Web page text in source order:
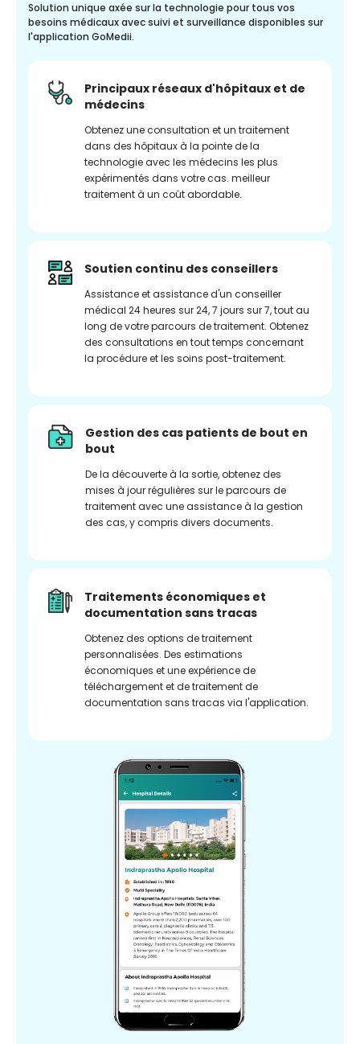
Solution unique axée sur la technologie pour tous vos
besoins médicaux avec suivi et surveillance disponibles sur
l'application GoMedii.
Principaux réseaux d'hôpitaux et de
médecins
Obtenez une consultation et un traitement
dans des hôpitaux à la pointe de la
technologie avec les médecins les plus
expérimentés dans votre cas. meilleur
traitement à un coût abordable.
Soutien continu des conseillers
Assistance et assistance d'un conseiller
médical 24 heures sur 24, 7 jours sur 7, tout au
long de votre parcours de traitement. Obtenez
des consultations en tout temps concernant
la procédure et les soins post-traitement.
Gestion des cas patients de bout en
bout
De la découverte à la sortie, obtenez des
mises à jour régulières sur le parcours de
traitement avec une assistance à la gestion
des cas, y compris divers documents.
Traitements économiques et
documentation sans tracas
Obtenez des options de traitement
personnalisées. Des estimations
économiques et une expérience de
téléchargement et de traitement de
documentation sans tracas via l'application.